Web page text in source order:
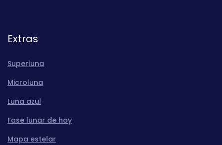
Extras
Superluna
Microluna
Luna azul
Fase lunar de hoy
Mapa estelar